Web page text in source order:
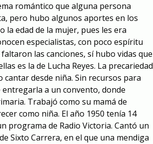
romántico que alguna persona
pero hubo algunos aportes en los
la edad de la mujer, pues les era
especialistas, con poco espíritu
las canciones, sí hubo vidas que
es la de Lucha Reyes. La precariedad
desde niña. Sin recursos para
a un convento, donde
Trabajó como su mamá de
como niña. El año 1950 tenía 14
programa de Radio Victoria. Cantó un
Sixto Carrera, en el que una mendiga